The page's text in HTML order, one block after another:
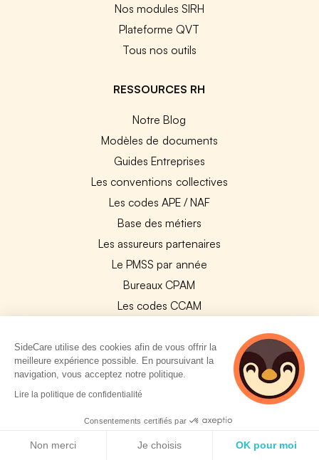
Nos modules SIRH
Plateforme QVT
Tous nos outils
RESSOURCES RH
Notre Blog
Modèles de documents
Guides Entreprises
Les conventions collectives
Les codes APE / NAF
Base des métiers
Les assureurs partenaires
Le PMSS par année
Bureaux CPAM
Les codes CCAM
Tops assurances par secteur
Réseaux de soins
Boîte à outils santé
Les garanties des assurances entreprises
PARTENAIRES
SideCare utilise des cookies afin de vous offrir la
meilleure expérience possible. En poursuivant la
navigation, vous acceptez notre politique.
Lire la politique de confidentialité
Consentements certifiés par
Non merci Je choisis OK pour moi
2 personnes
consultent
actuellement cette